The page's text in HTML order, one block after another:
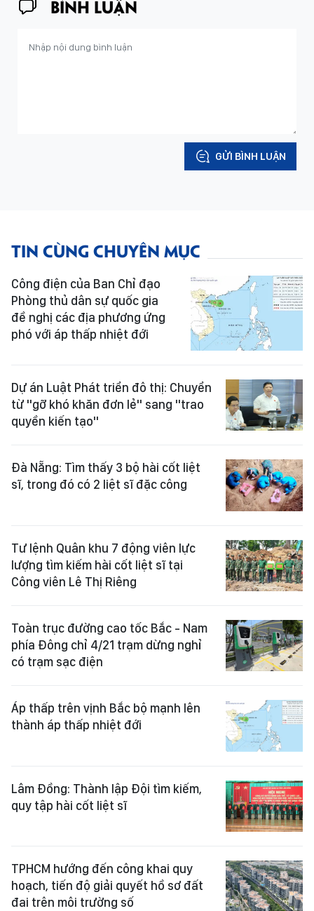
BÌNH LUẬN
GỬI BÌNH LUẬN
TIN CÙNG CHUYÊN MỤC
Công điện của Ban Chỉ đạo
Phòng thủ dân sự quốc gia
đề nghị các địa phương ứng
phó với áp thấp nhiệt đới
Dự án Luật Phát triển đô thị: Chuyển
từ "gỡ khó khăn đơn lẻ" sang "trao
quyền kiến tạo"
Đà Nẵng: Tìm thấy 3 bộ hài cốt liệt
sĩ, trong đó có 2 liệt sĩ đặc công
Tư lệnh Quân khu 7 động viên lực
lượng tìm kiếm hài cốt liệt sĩ tại
Công viên Lê Thị Riêng
Toàn trục đường cao tốc Bắc - Nam
phía Đông chỉ 4/21 trạm dừng nghỉ
có trạm sạc điện
Áp thấp trên vịnh Bắc bộ mạnh lên
thành áp thấp nhiệt đới
Lâm Đồng: Thành lập Đội tìm kiếm,
quy tập hài cốt liệt sĩ
TPHCM hướng đến công khai quy
hoạch, tiến độ giải quyết hồ sơ đất
đai trên môi trường số